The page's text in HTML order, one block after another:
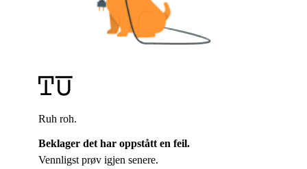
Ruh roh.
Beklager det har oppstått en feil.
Vennligst prøv igjen senere.